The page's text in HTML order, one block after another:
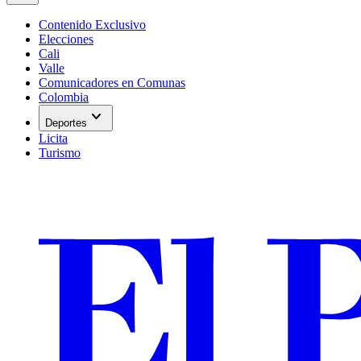
Contenido Exclusivo
Elecciones
Cali
Valle
Comunicadores en Comunas
Colombia
Deportes expand_more
Licita
Turismo